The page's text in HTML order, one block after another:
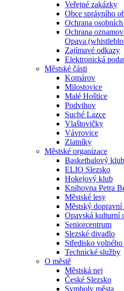
Veřejné zakázky
Obce správního
Ochrana
Ochrana
Opava
Zajímavé odkazy
Elektronická
Městské části
Komárov
Milostovice
Malé Hoštice
Podvihov
Suché Lazce
Vlaštovičky
Vávrovice
Zlatníky
Městské organizace
Basketbalový
ELIO Slezsko
Hokejový klub
Knihovna Petra
Městské lesy
Městský
Opavská kulturní
Seniorcentrum
Slezské divadlo
Středisko volného
Technické služby
O městě
Městská nej
České Slezsko
Symboly města